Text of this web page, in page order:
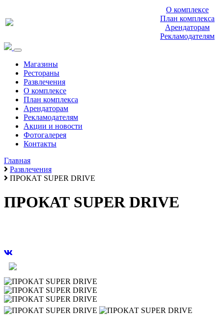
О комплексе
План комплекса
Арендаторам
Рекламодателям
Магазины
Рестораны
Развлечения
О комплексе
План комплекса
Арендаторам
Рекламодателям
Акции и новости
Фотогалерея
Контакты
Главная
Развлечения
ПРОКАТ SUPER DRIVE
ПРОКАТ SUPER DRIVE